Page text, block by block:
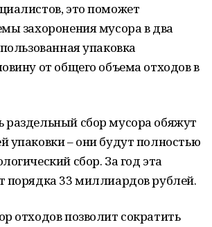
это поможет
захоронения мусора в два
упаковка
от общего объема отходов в
раздельный сбор мусора обяжут
упаковки – они будут полностью
сбор. За год эта
порядка 33 миллиардов рублей.
отходов позволит сократить